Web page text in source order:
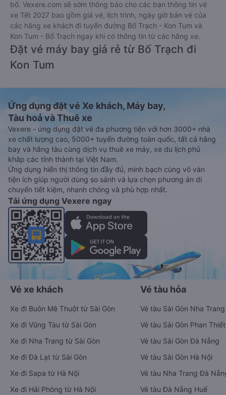
bố. Vexere.com sẽ sớm thông báo cho các bạn thông tin vé
xe Tết 2027 bao gồm giá vé, lịch trình, ngày giờ bán vé của
các hãng xe khách đi tuyến đường Bố Trạch - Kon Tum và
Kon Tum - Bố Trạch ngay khi có thông tin từ các hãng xe.
Đặt vé máy bay giá rẻ từ Bố Trạch đi
Kon Tum
Ứng dụng đặt vé Xe khách, Máy bay,
Tàu hoả và Thuê xe
Vexere - ứng dụng đặt vé đa phương tiện với hơn 3000+ nhà
xe chất lượng cao, 5000+ tuyến đường toàn quốc, tất cả hãng
bay và hãng tàu cùng dịch vụ thuê xe máy, xe du lịch phủ
khắp các tỉnh thành tại Việt Nam.
Ứng dụng hiển thị thông tin đầy đủ, minh bạch cùng vô vàn
tiện ích giúp người dùng so sánh và lựa chọn phương án di
chuyển tiết kiệm, nhanh chóng và phù hợp nhất.
Tải ứng dụng Vexere ngay
Vé xe khách
Xe đi Buôn Mê Thuột từ Sài Gòn
Xe đi Vũng Tàu từ Sài Gòn
Xe đi Nha Trang từ Sài Gòn
Xe đi Đà Lạt từ Sài Gòn
Xe đi Sapa từ Hà Nội
Xe đi Hải Phòng từ Hà Nội
Vé tàu hỏa
Vé tàu Sài Gòn Nha Trang
Vé tàu Sài Gòn Phan Thiết
Vé tàu Sài Gòn Đà Nẵng
Vé tàu Sài Gòn Hà Nội
Vé tàu Nha Trang Đà
Vé tàu Đà Nẵng Huế